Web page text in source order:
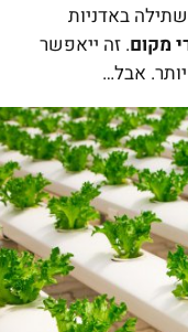
באדניות
. זה ייאפשר
אבל…